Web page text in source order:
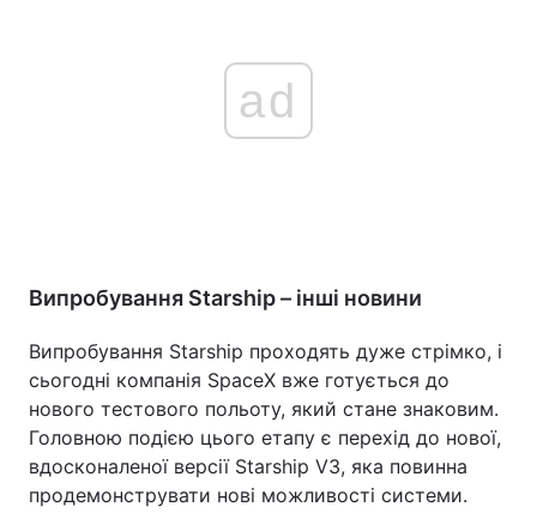
ad
Випробування Starship – інші новини
Випробування Starship проходять дуже стрімко, і
сьогодні компанія SpaceX вже готується до
нового тестового польоту, який стане знаковим.
Головною подією цього етапу є перехід до нової,
вдосконаленої версії Starship V3, яка повинна
продемонструвати нові можливості системи.